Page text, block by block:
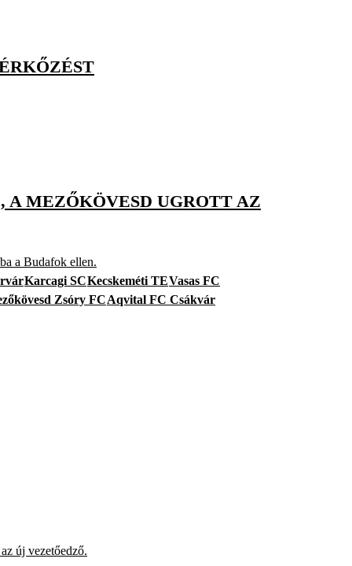
A MEZŐKÖVESD UGROTT AZ
a Budafok ellen.
Karcagi SCKecskeméti TEVasas FC
Zsóry FCAqvital FC Csákvár
új vezetőedző.